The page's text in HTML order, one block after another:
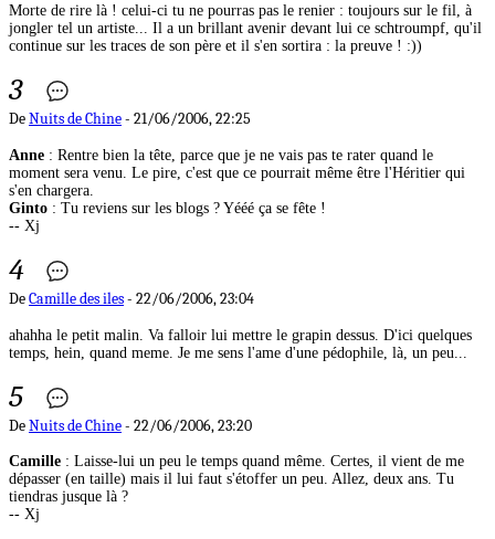
Morte de rire là ! celui-ci tu ne pourras pas le renier : toujours sur le fil, à
jongler tel un artiste... Il a un brillant avenir devant lui ce schtroumpf, qu'il
continue sur les traces de son père et il s'en sortira : la preuve ! :))
3
DeNuits de Chine- 21/06/2006, 22:25
Anne : Rentre bien la tête, parce que je ne vais pas te rater quand le
moment sera venu. Le pire, c'est que ce pourrait même être l'Héritier qui
s'en chargera.
Ginto : Tu reviens sur les blogs ? Yééé ça se fête !
-- Xj
4
DeCamille des iles- 22/06/2006, 23:04
ahahha le petit malin. Va falloir lui mettre le grapin dessus. D'ici quelques
temps, hein, quand meme. Je me sens l'ame d'une pédophile, là, un peu...
5
DeNuits de Chine- 22/06/2006, 23:20
Camille : Laisse-lui un peu le temps quand même. Certes, il vient de me
dépasser (en taille) mais il lui faut s'étoffer un peu. Allez, deux ans. Tu
tiendras jusque là ?
-- Xj